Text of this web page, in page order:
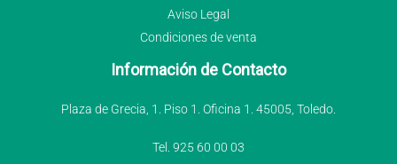
Aviso Legal
Condiciones de venta
Información de Contacto
Plaza de Grecia, 1. Piso 1. Oficina 1. 45005, Toledo.
Tel. 925 60 00 03